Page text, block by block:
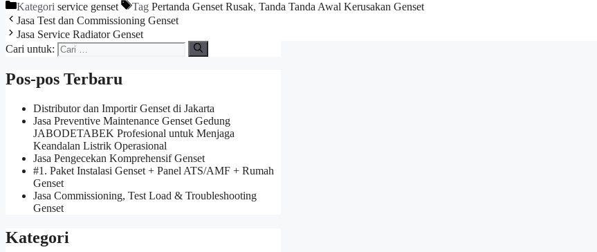
Kategori service genset Tag Pertanda Genset Rusak, Tanda Tanda Awal Kerusakan Genset
Jasa Test dan Commissioning Genset
Jasa Service Radiator Genset
Cari untuk:
Pos-pos Terbaru
Distributor dan Importir Genset di Jakarta
Jasa Preventive Maintenance Genset Gedung
JABODETABEK Profesional untuk Menjaga
Keandalan Listrik Operasional
Jasa Pengecekan Komprehensif Genset
#1. Paket Instalasi Genset + Panel ATS/AMF + Rumah
Genset
Jasa Commissioning, Test Load & Troubleshooting
Genset
Kategori